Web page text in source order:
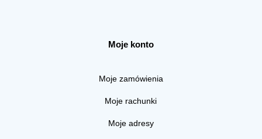
Moje konto
Moje zamówienia
Moje rachunki
Moje adresy